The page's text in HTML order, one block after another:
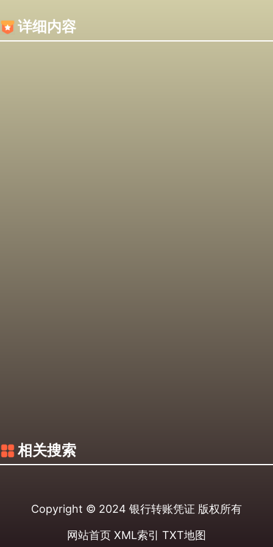
详细内容
相关搜索
Copyright © 2024 银行转账凭证 版权所有
网站首页 XML索引 TXT地图